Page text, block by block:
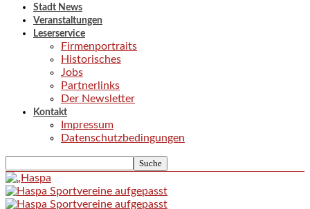
Stadt News
Veranstaltungen
Leserservice
Firmenportraits
Historisches
Jobs
Partnerlinks
Der Newsletter
Kontakt
Impressum
Datenschutzbedingungen